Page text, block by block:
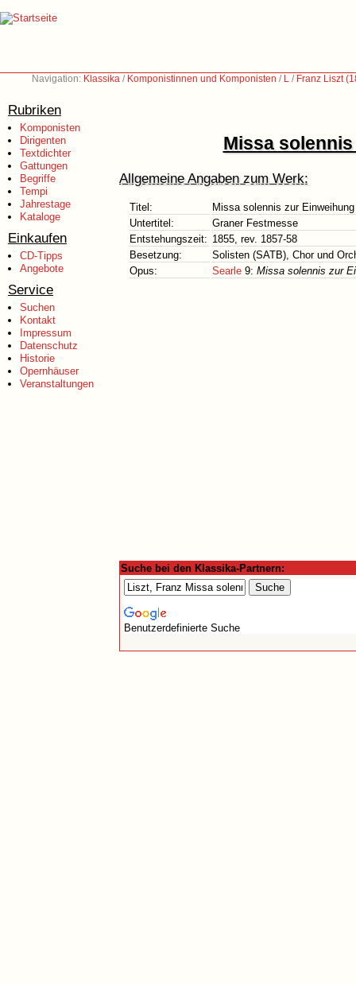
Navigation: Klassika / Komponistinnen und Komponisten / L / Franz Liszt
Rubriken
Komponisten
Dirigenten
Textdichter
Gattungen
Begriffe
Tempi
Jahrestage
Kataloge
Einkaufen
CD-Tipps
Angebote
Service
Suchen
Kontakt
Impressum
Datenschutz
Historie
Opernhäuser
Veranstaltungen
Missa
Allgemeine Angaben zum Werk:
Titel:
Missa solennis zur
Untertitel:
Graner Festmesse
Entstehungszeit: 1855, rev. 1857-58
Besetzung:
Solisten (SATB), Chor und
Opus:
Searle 9: Missa solennis zur
Suche bei den Klassika-Partnern:
Benutzerdefinierte Suche